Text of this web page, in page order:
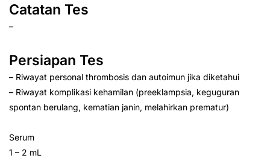
Catatan Tes
–
Persiapan Tes
– Riwayat personal thrombosis dan autoimun jika diketahui
– Riwayat komplikasi kehamilan (preeklampsia, keguguran
spontan berulang, kematian janin, melahirkan prematur)
Serum
1 – 2 mL